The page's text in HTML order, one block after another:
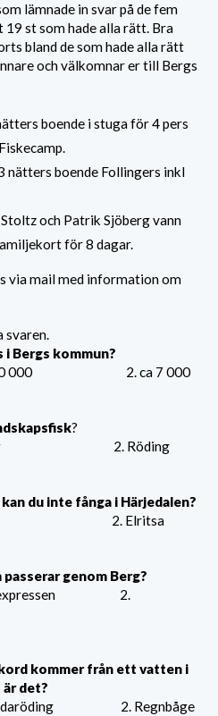
lämnade in svar på de fem
st som hade alla rätt. Bra
bland de som hade alla rätt
och välkomnar er till Bergs
boende i stuga för 4 pers
nätters boende Follingers inkl
och Patrik Sjöberg vann
för 8 dagar.
via mail med information om
svaren.
i Bergs kommun?
10 000 2. ca 7 000
?
2. Röding
du inte fånga i Härjedalen?
2. Elritsa
genom Berg?
2.
kommer från ett vatten i
det?
2. Regnbåge